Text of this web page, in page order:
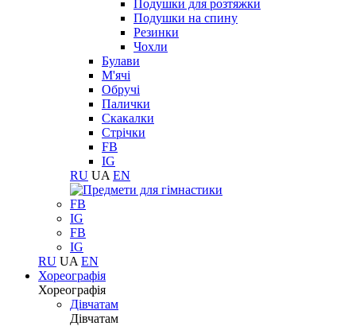
Подушки для розтяжки
Подушки на спину
Резинки
Чохли
Булави
М'ячі
Обручі
Палички
Скакалки
Стрічки
FB
IG
RU UA EN
FB
IG
FB
IG
RU UA EN
Хореографія
Хореографія
Дівчатам
Дівчатам